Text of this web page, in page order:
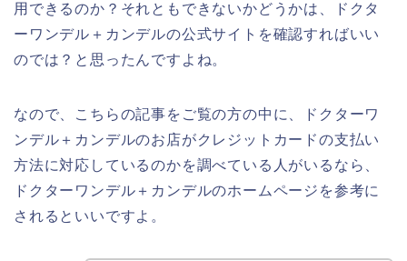
用できるのか？それともできないかどうかは、ドクタ
ーワンデル＋カンデルの公式サイトを確認すればいい
のでは？と思ったんですよね。
なので、こちらの記事をご覧の方の中に、ドクターワ
ンデル＋カンデルのお店がクレジットカードの支払い
方法に対応しているのかを調べている人がいるなら、
ドクターワンデル＋カンデルのホームページを参考に
されるといいですよ。